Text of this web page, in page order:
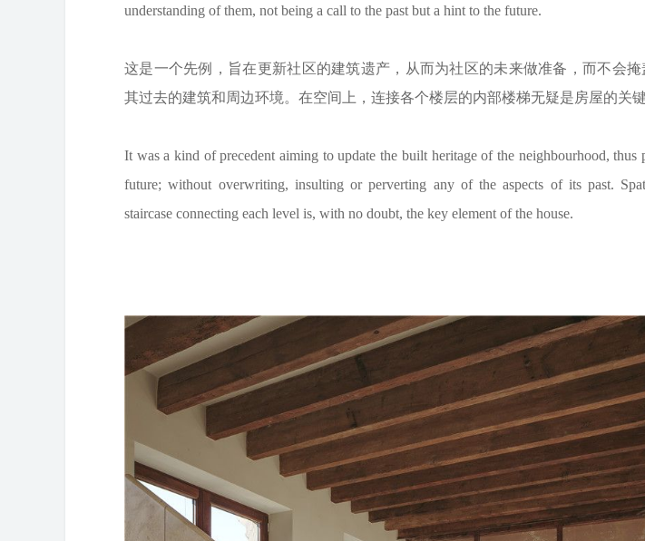
understanding of them, not being a call to the past but a hint to the future.
这是一个先例，旨在更新社区的建筑遗产，从而为社区的未来做准备，而不会掩
其过去的建筑和周边环境。在空间上，连接各个楼层的内部楼梯无疑是房屋的关键
It was a kind of precedent aiming to update the built heritage of the neighbourhood, thus
future; without overwriting, insulting or perverting any of the aspects of its past.
staircase connecting each level is, with no doubt, the key element of the house.